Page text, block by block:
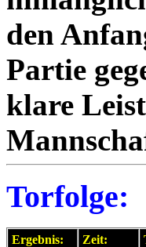
den
Partie
klare
Torfolge:
Ergebnis: Zeit: